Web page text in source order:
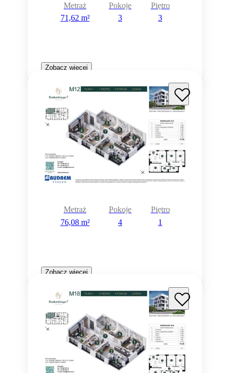
Metraż
71,62 m²
Pokoje
3
Piętro
3
Zobacz więcej
Metraż
76,08 m²
Pokoje
4
Piętro
1
Zobacz więcej